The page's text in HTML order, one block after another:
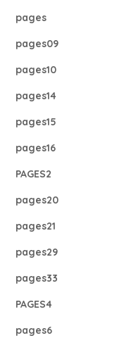
pages
pages09
pages10
pages14
pages15
pages16
PAGES2
pages20
pages21
pages29
pages33
PAGES4
pages6